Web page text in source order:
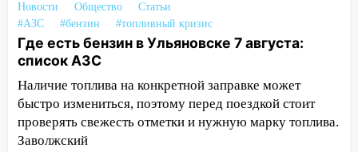
11:50 Заснул рядом с ребёнком и
случайно задушил его: суд вынес
приговор
11:38 В Ленинском районе пожар
полностью уничтожил дачный дом и
сарай
Новости Общество
Статьи
#АЗС
#бензин #топливный кризис
Где есть бензин в Ульяновске 7 августа:
список АЗС
Наличие топлива на конкретной заправке может
быстро измениться, поэтому перед поездкой стоит
проверять свежесть отметки и нужную марку топлива.
Заволжский